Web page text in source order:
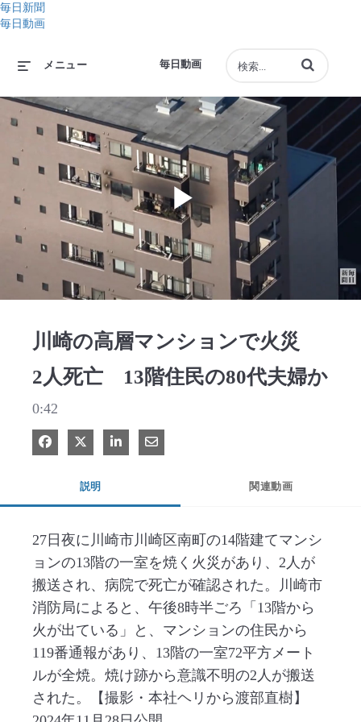
毎日新聞
毎日動画
毎日動画
メニュー 動画の検索語句
Play
川崎の高層マンションで火災
2人死亡 13階住民の80代夫婦か
0:42
Facebook で共有
Xで共有する
LinkedIn で共有
電子メールで共有
説明 関連動画
27日夜に川崎市川崎区南町の14階建てマンシ
ョンの13階の一室を焼く火災があり、2人が
搬送され、病院で死亡が確認された。川崎市
消防局によると、午後8時半ごろ「13階から
火が出ている」と、マンションの住民から
119番通報があり、13階の一室72平方メート
ルが全焼。焼け跡から意識不明の2人が搬送
された。【撮影・本社ヘリから渡部直樹】